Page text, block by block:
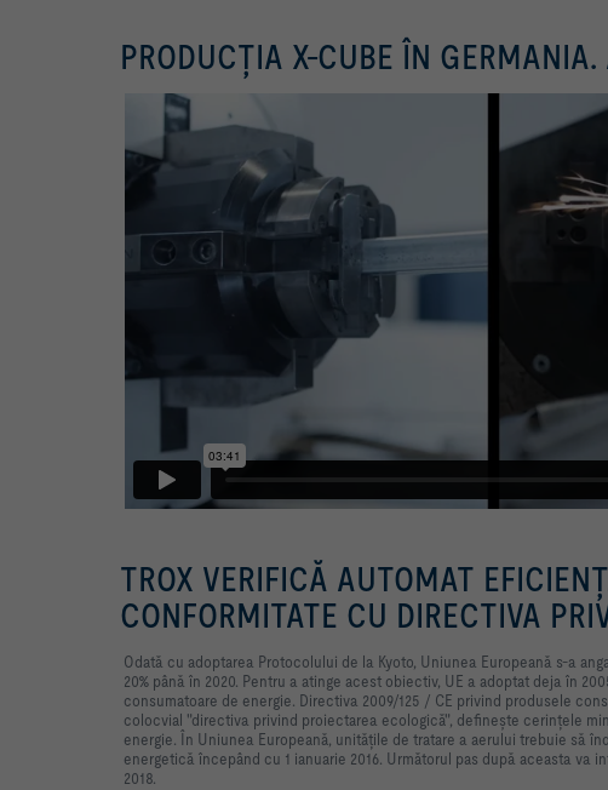
PRODUCȚIA X-CUBE ÎN
TROX VERIFICĂ AUTOMAT
CONFORMITATE CU DIRECTIVA
Odată cu adoptarea Protocolului de la Kyoto, Uniunea Europeană s-a
20% până în 2020. Pentru a atinge acest obiectiv, UE a adoptat deja în
consumatoare de energie. Directiva 2009/125 / CE privind produsele
colocvial "directiva privind proiectarea ecologică", definește cerințele
energie. În Uniunea Europeană, unitățile de tratare a aerului trebuie să
energetică începând cu 1 ianuarie 2016. Următorul pas după aceasta va
2018.